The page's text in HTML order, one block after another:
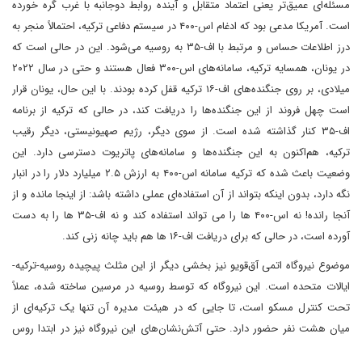
مسئله‌ای عمیق‌تر یعنی اعتماد متقابل و آینده روابط دوجانبه با غرب گره خورده
است. آمریکا مدعی بود که ادغام اس-۴۰۰ در سیستم دفاعی ترکیه، احتمالاً منجر به
درز اطلاعات حساس و مرتبط با اف-۳۵ به روسیه می‌شود. این در حالی است که
در یونان، همسایه ترکیه، سامانه‌های اس-۳۰۰ فعال هستند و حتی در سال ۲۰۲۲
میلادی، بر روی جنگنده‌های اف-۱۶ ترکیه قفل کرده بودند. با این حال، یونان قرار
است چهل فروند از این جنگنده‌ها را دریافت کند، در حالی که ترکیه از برنامه
اف-۳۵ کنار گذاشته شده است. از سوی دیگر، رژیم صهیونیستی، دیگر رقیب
ترکیه، هم‌اکنون به این جنگنده‌ها و سامانه‌های پاتریوت دسترسی دارد. این
وضعیت باعث شده که ترکیه سامانه اس-۴۰۰ به ارزش ۲.۵ میلیارد دلار را در انبار
نگه دارد، بدون اینکه بتواند از آن استفاده‌ای عملی داشته باشد: از اینجا مانده و از
آنجا رانده! نه اس-۴۰۰ ها را می تواند استفاده کند و نه اف-۳۵ ها را به دست
آورده است، در حالی که برای دریافت اف-۱۶ ها هم باید چانه زنی کند.
موضوع نیروگاه اتمی آق‌قویو نیز بخشی دیگر از این مثلث پیچیده روسیه-ترکیه-
ایالات متحده است. این نیروگاه که توسط روسیه در مرسین ساخته شده، عملاً
تحت کنترل مسکو است، تا جایی که در هیئت مدیره آن تنها یک ترکیه‌ای از
میان هشت نفر حضور دارد. حتی آتش‌نشان‌های این نیروگاه نیز در ابتدا روس